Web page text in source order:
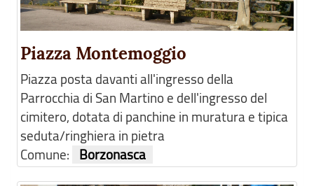
Piazza Montemoggio
Piazza posta davanti all'ingresso della
Parrocchia di San Martino e dell'ingresso del
cimitero, dotata di panchine in muratura e tipica
seduta/ringhiera in pietra
Comune:
Borzonasca